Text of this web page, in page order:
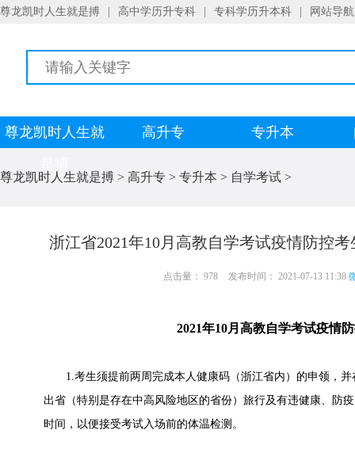
尊龙凯时人生就是搏 高中学历升专科 专科学历升本科 网站导航
尊龙凯时人生就
高升专 专升本
尊龙凯时人生就是搏 > 高升专 > 专升本 > 自学考试 >
浙江省2021年10月高教自学考试疫情防控
点击量： 978 发布时间： 2021-07-13 11:38
2021年10月高教自学考试疫情
1.考生须提前两周完成本人健康码（浙江省内）的申领，并
出省（特别是存在中高风险地区的省份）旅行及有违健康、防
时间，以便接受考试入场前的体温检测。